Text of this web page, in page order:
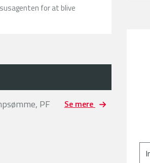
for at blive
PF Se mere